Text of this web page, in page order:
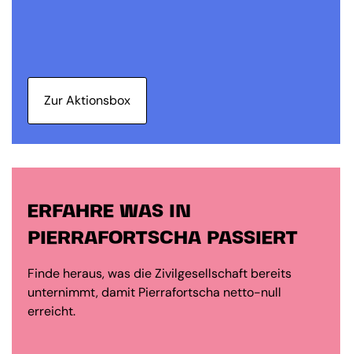
Zur Aktionsbox
ERFAHRE WAS IN
PIERRAFORTSCHA PASSIERT
Finde heraus, was die Zivilgesellschaft bereits
unternimmt, damit Pierrafortscha netto-null
erreicht.